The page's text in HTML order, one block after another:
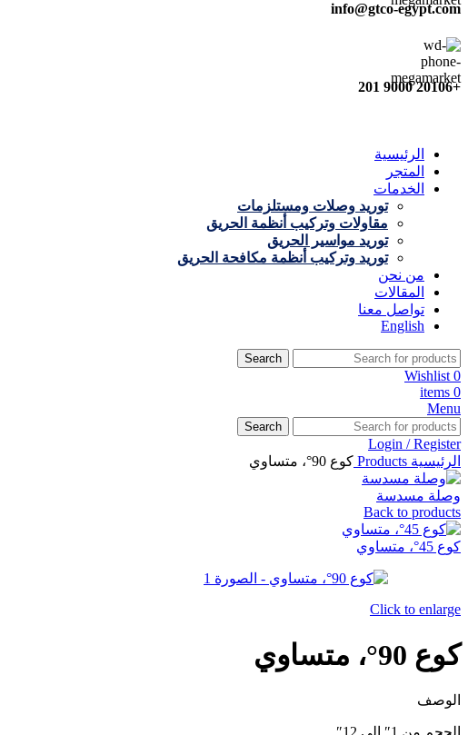
info@gtco-egypt.com
+20106 9000 201
الرئيسية
المتجر
الخدمات
توريد وصلات ومستلزمات
مقاولات وتركيب أنظمة الحريق
توريد مواسير الحريق
توريد وتركيب أنظمة مكافحة الحريق
من نحن
المقالات
تواصل معنا
English
Search
0
Wishlist
0
items
Menu
Search
Login / Register
الرئيسية Products كوع 90°، متساوي
وصلة مسدسة
Back to products
كوع 45°، متساوي
Click to enlarge
كوع 90°، متساوي
الوصف
الحجم من 1″ إلى 12″